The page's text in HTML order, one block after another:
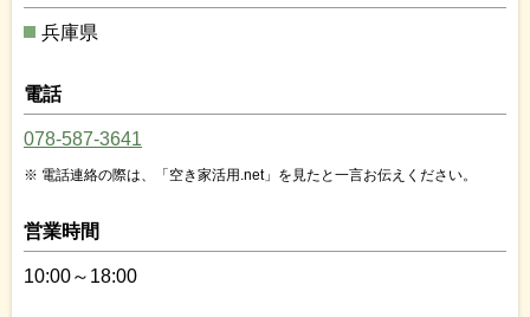
兵庫県
電話
078-587-3641
電話連絡の際は、「空き家活用.net」を見たと一言お伝えください。
営業時間
10:00～18:00